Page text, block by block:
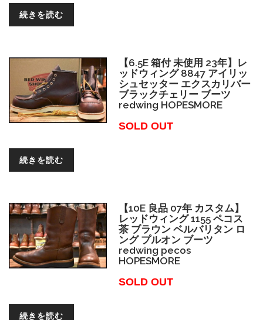
続きを読む
【6.5E 箱付 未使用 23年】レ
ッドウィング 8847 アイリッ
シュセッター エクスカリバー
ブラックチェリー ブーツ
redwing HOPESMORE
SOLD OUT
続きを読む
【10E 良品 07年 カスタム】
レッドウィング 1155 ペコス
茶 ブラウン ベルバリタン ロ
ング プルオン ブーツ
redwing pecos
HOPESMORE
SOLD OUT
続きを読む